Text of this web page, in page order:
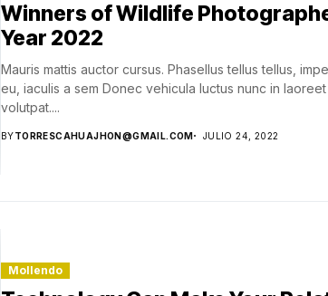
Winners of Wildlife
Year 2022
Mauris mattis auctor cursus. Phasellus tellus tellus,
eu, iaculis a sem Donec vehicula luctus nunc in
volutpat....
BYTORRESCAHUAJHON@GMAIL.COM JULIO 24, 2022
Mollendo